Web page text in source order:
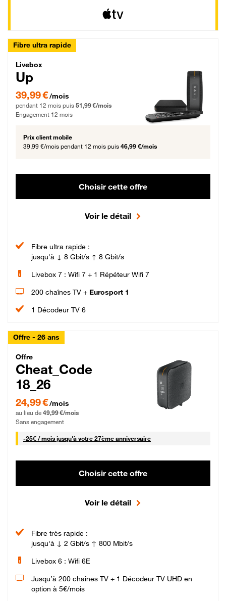
Fibre ultra rapide
Livebox Up Fibre
Livebox
Up
39,99 € par mois pendant 12 mois puis 51,99 € par mois, Engagement 12 mois
39,99 €/mois
pendant 12 mois puis 51,99 €/mois
Engagement 12 mois
Prix client mobile
39,99 €/mois pendant 12 mois puis 46,99 €/mois
Choisir cette offre
Voir le détail
Fibre ultra rapide :
jusqu'à ↓ 8 Gbit/s ↑ 8 Gbit/s
Livebox 7 : Wifi 7 + 1 Répéteur Wifi 7
200 chaînes TV + Eurosport 1
1 Décodeur TV 6
Offre - 26 ans
Cheat_Code Fibre_18_26
Offre
Cheat_Code
18_26
24,99 € par mois pendant 0 mois puis 49,99 € par mois, Sans engagement
24,99 €/mois
au lieu de 49,99 €/mois
Sans engagement
-25€ / mois25 € par mois
jusqu'à votre 27ème anniversaire
Choisir cette offre
Voir le détail
Fibre très rapide :
jusqu'à ↓ 2 Gbit/s ↑ 800 Mbit/s
Livebox 6 : Wifi 6E
Jusqu’à 200 chaînes TV + 1 Décodeur TV UHD en
option à 5€/mois